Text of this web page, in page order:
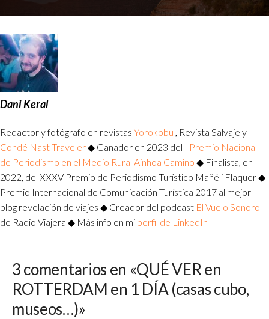
Dani Keral
Redactor y fotógrafo en revistas Yorokobu , Revista Salvaje y
Condé Nast Traveler◆ Ganador en 2023 del I Premio Nacional
de Periodismo en el Medio Rural Ainhoa Camino ◆ Finalista, en
2022, del XXXV Premio de Periodismo Turístico Mañé i Flaquer ◆
Premio Internacional de Comunicación Turística 2017 al mejor
blog revelación de viajes ◆ Creador del podcast El Vuelo Sonoro
de Radio Viajera ◆ Más info en mi perfil de LinkedIn
3 comentarios en «QUÉ VER en
ROTTERDAM en 1 DÍA (casas cubo,
museos…)»